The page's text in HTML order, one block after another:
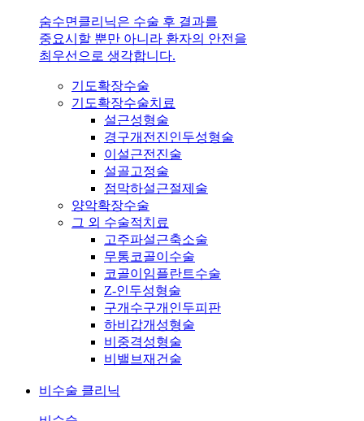
숨수면클리닉은 수술 후 결과를
중요시할 뿐만 아니라 환자의 안전을
최우선으로 생각합니다.
기도확장수술
기도확장수술치료
설근성형술
경구개전진인두성형술
이설근전진술
설골고정술
점막하설근절제술
양악확장수술
그 외 수술적치료
고주파설근축소술
무통코골이수술
코골이임플란트수술
Z-인두성형술
구개수구개인두피판
하비갑개성형술
비중격성형술
비밸브재건술
비수술 클리닉